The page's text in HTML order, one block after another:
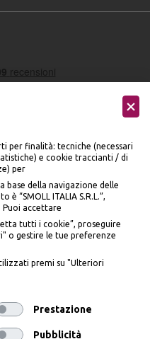
per finalità: tecniche (necessari
e cookie traccianti / di
per
base della navigazione delle
“SMOLL ITALIA S.R.L.”,
accettare
tutti i cookie”, proseguire
o gestire le tue preferenze
premi su "Ulteriori
Prestazione
Pubblicità